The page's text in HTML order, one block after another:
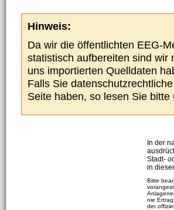
Hinweis:
Da wir die öffentlichten EEG-
statistisch aufbereiten sind wir
uns importierten Quelldaten
Falls Sie
Seite haben, so lesen Sie bitte
In der
Stadt-
in
Bitte
nie
der